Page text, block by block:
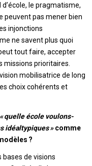
le pragmatisme,
peuvent pas mener bien
injonctions
ne savent plus quoi
tout faire, accepter
missions prioritaires.
mobilisatrice de long
choix cohérents et
« quelle école voulons-
idéaltypiques »comme
?
bases de visions